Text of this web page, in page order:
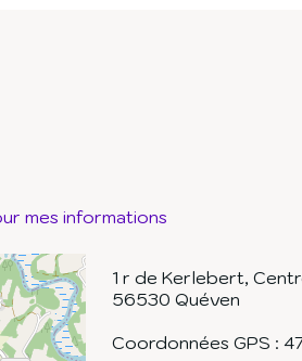
mes informations
1 r de Kerlebert,
56530 Quéven
Coordonnées GPS :